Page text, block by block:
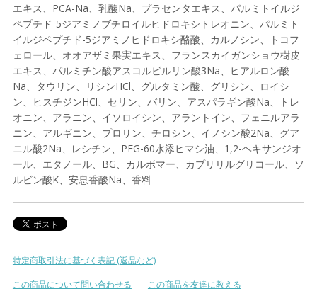
エキス、PCA-Na、乳酸Na、プラセンタエキス、パルミトイルジ
ペプチド-5ジアミノブチロイルヒドロキシトレオニン、パルミト
イルジペプチド-5ジアミノヒドロキシ酪酸、カルノシン、トコフ
ェロール、オオアザミ果実エキス、フランスカイガンショウ樹皮
エキス、パルミチン酸アスコルビルリン酸3Na、ヒアルロン酸
Na、タウリン、リシンHCl、グルタミン酸、グリシン、ロイシ
ン、ヒスチジンHCl、セリン、バリン、アスパラギン酸Na、トレ
オニン、アラニン、イソロイシン、アラントイン、フェニルアラ
ニン、アルギニン、プロリン、チロシン、イノシン酸2Na、グア
ニル酸2Na、レシチン、PEG-60水添ヒマシ油、1,2-ヘキサンジオ
ール、エタノール、BG、カルボマー、カプリリルグリコール、ソ
ルビン酸K、安息香酸Na、香料
特定商取引法に基づく表記 (返品など)
この商品について問い合わせる
この商品を友達に教える